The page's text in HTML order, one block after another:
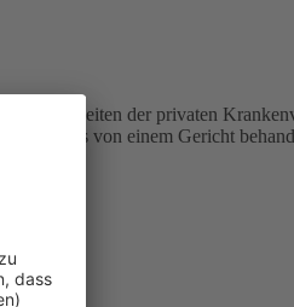
der privaten
bereits von einem Gericht